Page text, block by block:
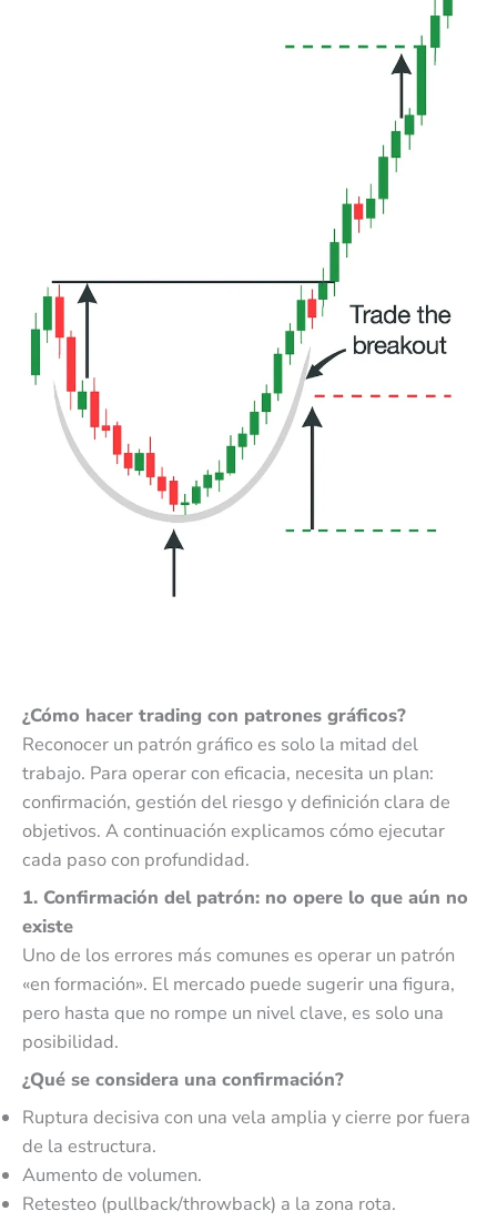
¿Cómo hacer trading con patrones gráficos?
Reconocer un patrón gráfico es solo la mitad del
trabajo. Para operar con eficacia, necesita un plan:
confirmación, gestión del riesgo y definición clara de
objetivos. A continuación explicamos cómo ejecutar
cada paso con profundidad.
1. Confirmación del patrón: no opere lo que aún no
existe
Uno de los errores más comunes es operar un patrón
«en formación». El mercado puede sugerir una figura,
pero hasta que no rompe un nivel clave, es solo una
posibilidad.
¿Qué se considera una confirmación?
Ruptura decisiva con una vela amplia y cierre por fuera
de la estructura.
Aumento de volumen.
Retesteo (pullback/throwback) a la zona rota.